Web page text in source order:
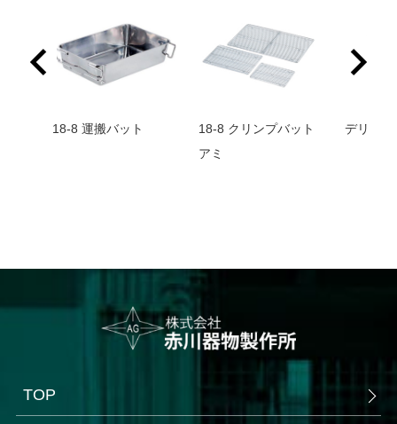
18-8 運搬バット
18-8 クリンプバット
アミ
デリカバ
TOP